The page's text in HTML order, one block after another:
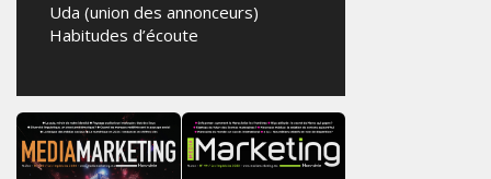
Uda (union des annonceurs)
Habitudes d’écoute